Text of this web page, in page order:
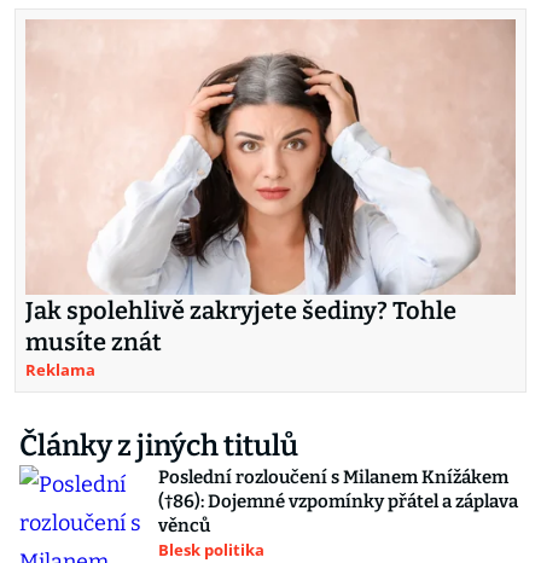
Jak spolehlivě zakryjete šediny? Tohle
musíte znát
Reklama
Články z jiných titulů
Poslední rozloučení s Milanem Knížákem
(†86): Dojemné vzpomínky přátel a záplava
věnců
Blesk politika